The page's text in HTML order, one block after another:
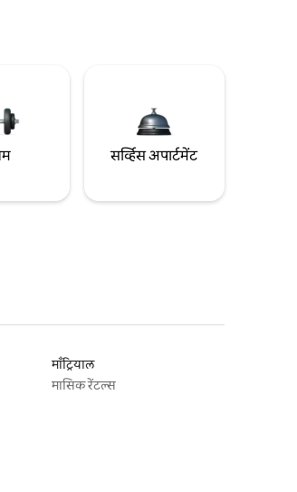
सर्व्हिस अपार्टमेंट
माँट्रियाल
मासिक रेंटल्स